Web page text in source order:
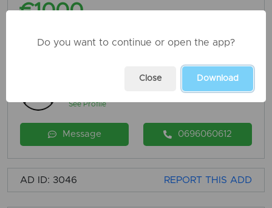
€1000
Falcon Real Estate
See Profile
Message 0696060612
AD ID: 3046 REPORT THIS ADD
Do you want to continue or open the app?
Close Download